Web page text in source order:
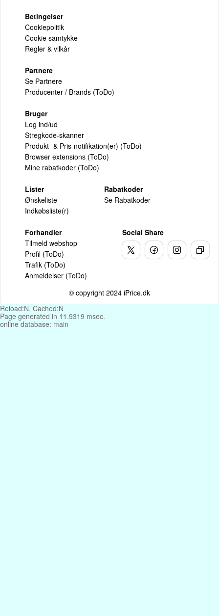
Betingelser
Cookiepolitik
Cookie samtykke
Regler & vilkår
Partnere
Se Partnere
Producenter / Brands (ToDo)
Bruger
Log ind/ud
Stregkode-skanner
Produkt- & Pris-notifikation(er) (ToDo)
Browser extensions (ToDo)
Mine rabatkoder (ToDo)
Lister
Ønskeliste
Indkøbsliste(r)
Rabatkoder
Se Rabatkoder
Forhandler
Tilmeld webshop
Profil (ToDo)
Trafik (ToDo)
Anmeldelser (ToDo)
Social Share
© copyright 2024 iPrice.dk
Reload:N, Cached:N
Page generated in 11.9319 msec.
online database: main